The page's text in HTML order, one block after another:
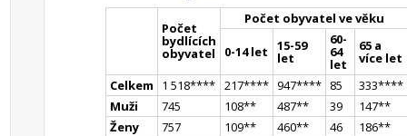
Počet
bydlících
obyvatel
Počet obyvatel ve věku
0-14 let 15-59
let
60-
64
let
65 a
více let
Celkem
1 518**** 217**** 947**** 85 333****
Muži
745 108** 487** 39 147**
Ženy
757 109** 460** 46 186**